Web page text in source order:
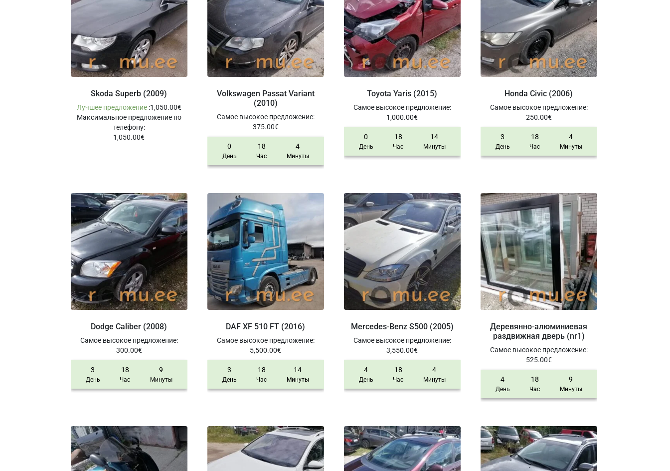
Skoda Superb (2009)
Лучшее предложение :1,050.00€
Максимальное предложение по
телефону:
1,050.00€
Volkswagen Passat Variant
(2010)
Самое высокое предложение:
375.00€
0
День
18
Час
4
Минуты
Toyota Yaris (2015)
Самое высокое предложение:
1,000.00€
0
День
18
Час
14
Минуты
Honda Civic (2006)
Самое высокое предложение:
250.00€
3
День
18
Час
4
Минуты
Dodge Caliber (2008)
Самое высокое предложение:
300.00€
3
День
18
Час
9
Минуты
DAF XF 510 FT (2016)
Самое высокое предложение:
5,500.00€
3
День
18
Час
14
Минуты
Mercedes-Benz S500 (2005)
Самое высокое предложение:
3,550.00€
4
День
18
Час
4
Минуты
Деревянно-алюминиевая
раздвижная дверь (nr1)
Самое высокое предложение:
525.00€
4
День
18
Час
9
Минуты